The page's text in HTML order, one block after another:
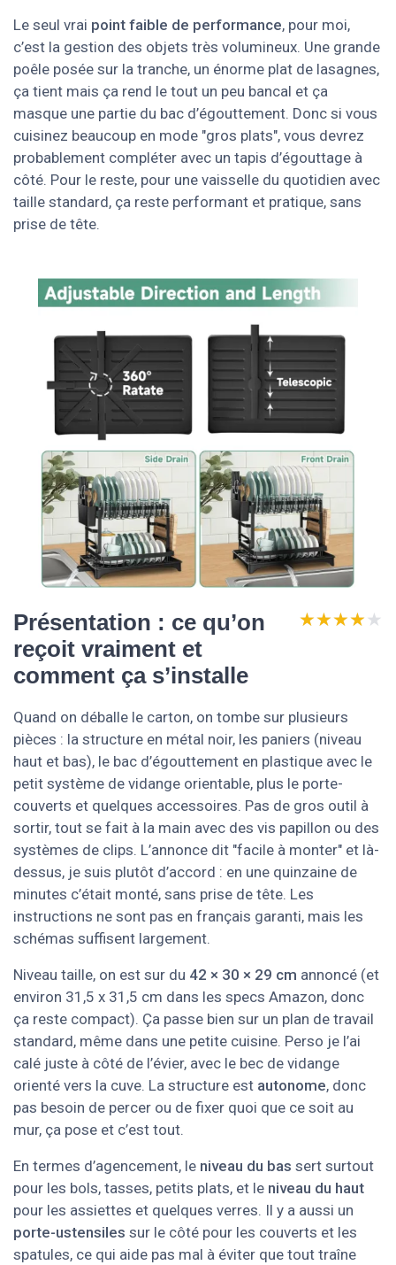
Le seul vrai point faible de performance, pour moi,
c’est la gestion des objets très volumineux. Une grande
poêle posée sur la tranche, un énorme plat de lasagnes,
ça tient mais ça rend le tout un peu bancal et ça
masque une partie du bac d’égouttement. Donc si vous
cuisinez beaucoup en mode "gros plats", vous devrez
probablement compléter avec un tapis d’égouttage à
côté. Pour le reste, pour une vaisselle du quotidien avec
taille standard, ça reste performant et pratique, sans
prise de tête.
Présentation : ce qu’on
reçoit vraiment et
comment ça s’installe
★★★★★
★★★★★
Quand on déballe le carton, on tombe sur plusieurs
pièces : la structure en métal noir, les paniers (niveau
haut et bas), le bac d’égouttement en plastique avec le
petit système de vidange orientable, plus le porte-
couverts et quelques accessoires. Pas de gros outil à
sortir, tout se fait à la main avec des vis papillon ou des
systèmes de clips. L’annonce dit "facile à monter" et là-
dessus, je suis plutôt d’accord : en une quinzaine de
minutes c’était monté, sans prise de tête. Les
instructions ne sont pas en français garanti, mais les
schémas suffisent largement.
Niveau taille, on est sur du 42 × 30 × 29 cm annoncé (et
environ 31,5 x 31,5 cm dans les specs Amazon, donc
ça reste compact). Ça passe bien sur un plan de travail
standard, même dans une petite cuisine. Perso je l’ai
calé juste à côté de l’évier, avec le bec de vidange
orienté vers la cuve. La structure est autonome, donc
pas besoin de percer ou de fixer quoi que ce soit au
mur, ça pose et c’est tout.
En termes d’agencement, le niveau du bas sert surtout
pour les bols, tasses, petits plats, et le niveau du haut
pour les assiettes et quelques verres. Il y a aussi un
porte-ustensiles sur le côté pour les couverts et les
spatules, ce qui aide pas mal à éviter que tout traîne